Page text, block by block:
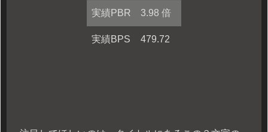
実績PBR 3.98 倍
実績BPS 479.72